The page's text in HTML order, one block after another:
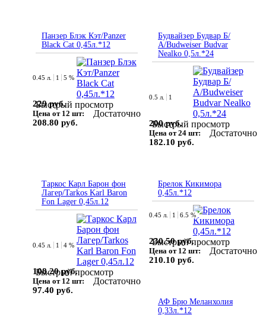
Панзер Блэк Кэт/Panzer
Black Cat 0,45л.*12
Быстрый просмотр
0.45 л. 1 5 %
229 руб.
Цена от 12 шт:
208.80 руб.
Достаточно
Будвайзер Будвар Б/
А/Budweiser Budvar
Nealko 0,5л.*24
Быстрый просмотр
0.5 л. 1
200 руб.
Цена от 24 шт:
182.10 руб.
Достаточно
Таркос Карл Барон фон
Лагер/Tarkos Karl Baron
Fon Lager 0,45л.12
Быстрый просмотр
0.45 л. 1 4 %
108.20 руб.
Цена от 12 шт:
97.40 руб.
Достаточно
Брелок Кикимора
0,45л.*12
Быстрый просмотр
0.45 л. 1 6.5 %
230.50 руб.
Цена от 12 шт:
210.10 руб.
Достаточно
АФ Брю Меланхолия
0,33л.*12